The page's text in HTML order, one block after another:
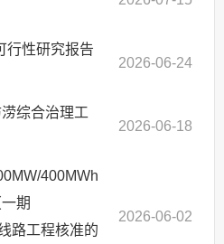
行性研究报告
2026-06-24
综合治理工
2026-06-18
400MWh
期
路工程核准的
2026-06-02